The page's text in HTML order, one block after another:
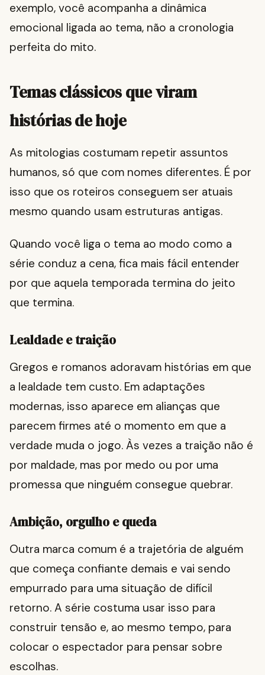
exemplo, você acompanha a dinâmica
emocional ligada ao tema, não a cronologia
perfeita do mito.
Temas clássicos que viram
histórias de hoje
As mitologias costumam repetir assuntos
humanos, só que com nomes diferentes. É por
isso que os roteiros conseguem ser atuais
mesmo quando usam estruturas antigas.
Quando você liga o tema ao modo como a
série conduz a cena, fica mais fácil entender
por que aquela temporada termina do jeito
que termina.
Lealdade e traição
Gregos e romanos adoravam histórias em que
a lealdade tem custo. Em adaptações
modernas, isso aparece em alianças que
parecem firmes até o momento em que a
verdade muda o jogo. Às vezes a traição não é
por maldade, mas por medo ou por uma
promessa que ninguém consegue quebrar.
Ambição, orgulho e queda
Outra marca comum é a trajetória de alguém
que começa confiante demais e vai sendo
empurrado para uma situação de difícil
retorno. A série costuma usar isso para
construir tensão e, ao mesmo tempo, para
colocar o espectador para pensar sobre
escolhas.